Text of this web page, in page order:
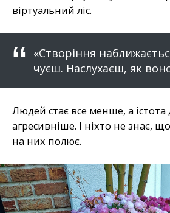
віртуальний ліс.
«Створіння
чуєш. Наслухаєш, як
Людей стає все менше, а істота
агресивніше. І ніхто не знає,
на них полює.